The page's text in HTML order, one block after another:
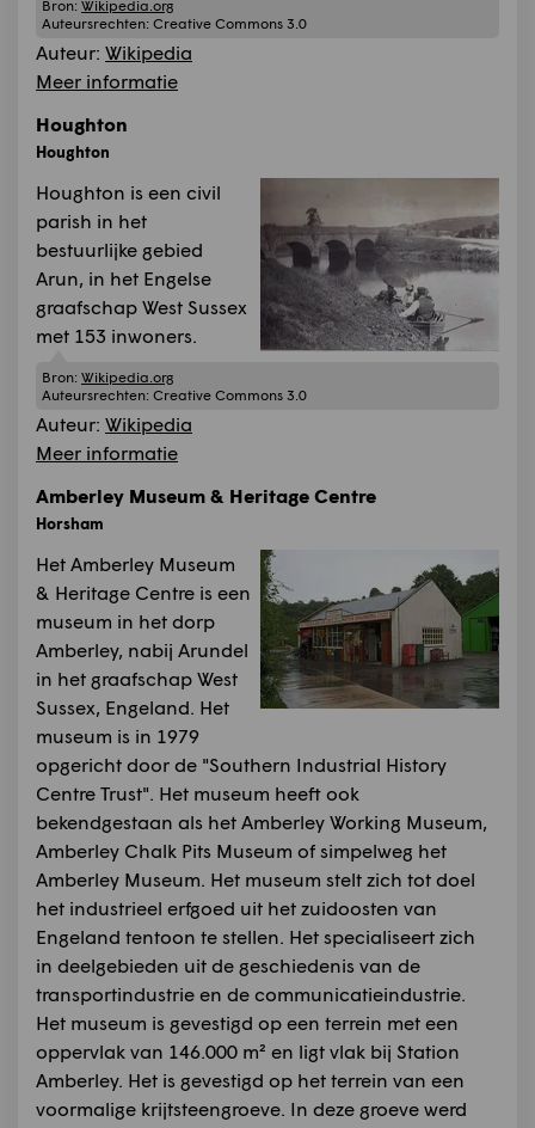
Bron: Wikipedia.org
Auteursrechten: Creative Commons 3.0
Auteur: Wikipedia
Meer informatie
Houghton
Houghton
Houghton is een civil
parish in het
bestuurlijke gebied
Arun, in het Engelse
graafschap West Sussex
met 153 inwoners.
Bron: Wikipedia.org
Auteursrechten: Creative Commons 3.0
Auteur: Wikipedia
Meer informatie
Amberley Museum & Heritage Centre
Horsham
Het Amberley Museum
& Heritage Centre is een
museum in het dorp
Amberley, nabij Arundel
in het graafschap West
Sussex, Engeland. Het
museum is in 1979
opgericht door de "Southern Industrial History
Centre Trust". Het museum heeft ook
bekendgestaan als het Amberley Working Museum,
Amberley Chalk Pits Museum of simpelweg het
Amberley Museum. Het museum stelt zich tot doel
het industrieel erfgoed uit het zuidoosten van
Engeland tentoon te stellen. Het specialiseert zich
in deelgebieden uit de geschiedenis van de
transportindustrie en de communicatieindustrie.
Het museum is gevestigd op een terrein met een
oppervlak van 146.000 m² en ligt vlak bij Station
Amberley. Het is gevestigd op het terrein van een
voormalige krijtsteengroeve. In deze groeve werd